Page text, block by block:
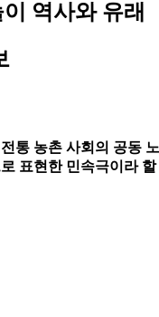
역사와 유래
통 농촌 사회의 공동
표현한 민속극이라